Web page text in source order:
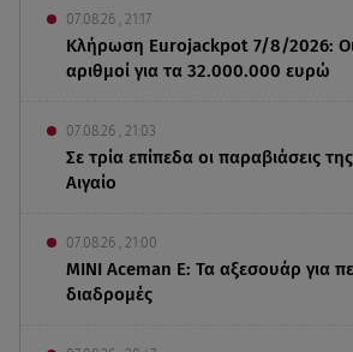
07.08.26 , 21:17
Κλήρωση Eurojackpot 7/8/2026: Οι
αριθμοί για τα 32.000.000 ευρώ
07.08.26 , 21:03
Σε τρία επίπεδα οι παραβιάσεις
Αιγαίο
07.08.26 , 21:00
MINI Aceman E: Τα αξεσουάρ για
διαδρομές